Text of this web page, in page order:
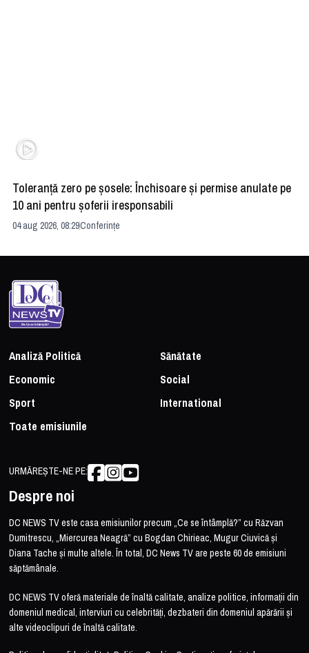
Toleranță zero pe șosele: Închisoare și permise anulate pe
10 ani pentru șoferii iresponsabili
04 aug 2026, 08:29Conferințe
Analiză Politică
Sănătate
Economic
Social
Sport
International
Toate emisiunile
URMĂREȘTE-NE PE:
Despre noi
DC NEWS TV este casa emisiunilor precum „Ce se întâmplă?” cu Răzvan
Dumitrescu, „Miercurea Neagră” cu Bogdan Chirieac, Mugur Ciuvică și
Diana Tache și multe altele. În total, DC News TV are peste 60 de emisiuni
săptămânale.
DC NEWS TV oferă materiale de înaltă calitate, analize politice, informații din
domeniul medical, interviuri cu celebrități, dezbateri din domeniul apărării și
alte videoclipuri de înaltă calitate.